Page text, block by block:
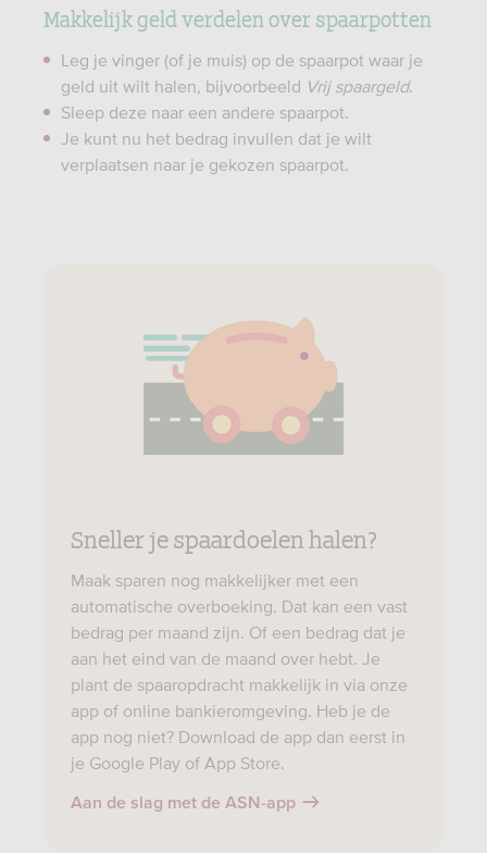
Makkelijk geld verdelen over spaarpotten
Leg je vinger (of je muis) op de spaarpot waar je
geld uit wilt halen, bijvoorbeeld Vrij spaargeld.
Sleep deze naar een andere spaarpot.
Je kunt nu het bedrag invullen dat je wilt
verplaatsen naar je gekozen spaarpot.
Sneller je spaardoelen halen?
Maak sparen nog makkelijker met een
automatische overboeking. Dat kan een vast
bedrag per maand zijn. Of een bedrag dat je
aan het eind van de maand over hebt. Je
plant de spaaropdracht makkelijk in via onze
app of online bankieromgeving. Heb je de
app nog niet? Download de app dan eerst in
je Google Play of App Store.
Aan de slag met de ASN-app